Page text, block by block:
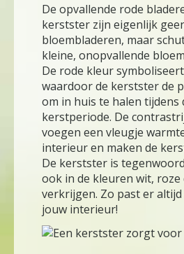
De opvallende rode
kerstster zijn eigenlijk
bloembladeren, maar
kleine, onopvallende
De rode kleur
waardoor de kerstster de
om in huis te halen tijdens
kerstperiode. De
voegen een vleugje
interieur en maken de
De kerstster is
ook in de kleuren wit, roze
verkrijgen. Zo past er
jouw interieur!